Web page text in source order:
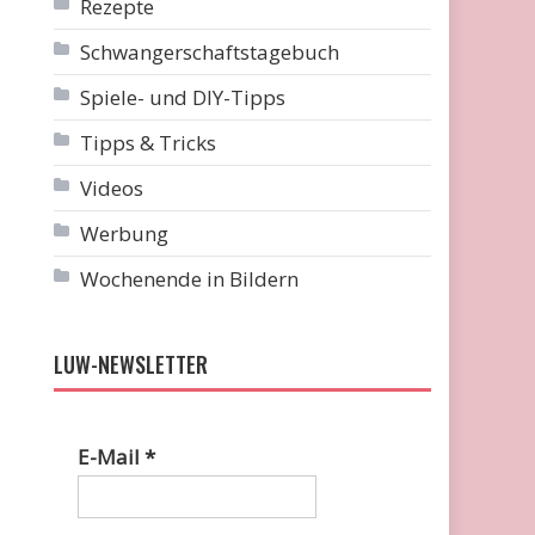
Rezepte
Schwangerschaftstagebuch
Spiele- und DIY-Tipps
Tipps & Tricks
Videos
Werbung
Wochenende in Bildern
LUW-NEWSLETTER
E-Mail*